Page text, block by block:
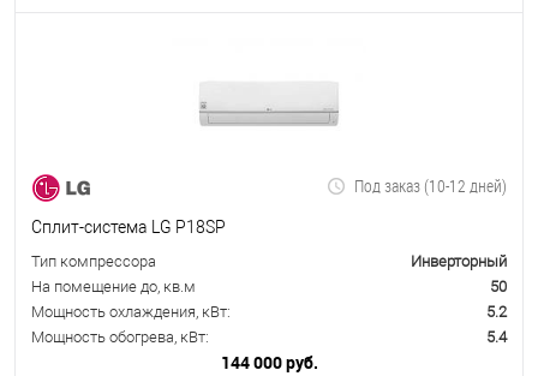
Под заказ (10-12 дней)
Сплит-система LG P18SP
Тип компрессора
Инверторный
На помещение до, кв.м
50
Мощность охлаждения, кВт:
5.2
Мощность обогрева, кВт:
5.4
144 000 руб.